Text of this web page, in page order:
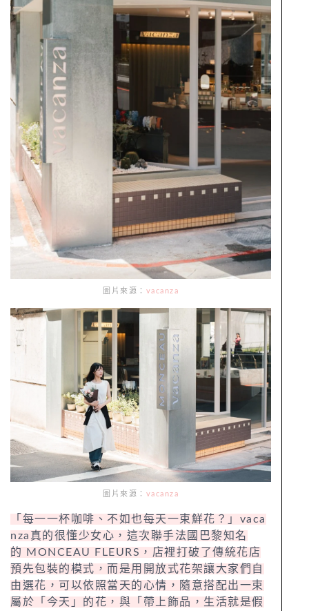
圖片來源： vacanza
圖片來源： vacanza
「每一一杯咖啡、不如也每天一束鮮花？」vaca
nza真的很懂少女心，這次聯手法國巴黎知名
的 MONCEAU FLEURS，店裡打破了傳統花店
預先包裝的模式，而是用開放式花架讓大家們自
由選花，可以依照當天的心情，隨意搭配出一束
屬於「今天」的花，與「帶上飾品，生活就是假